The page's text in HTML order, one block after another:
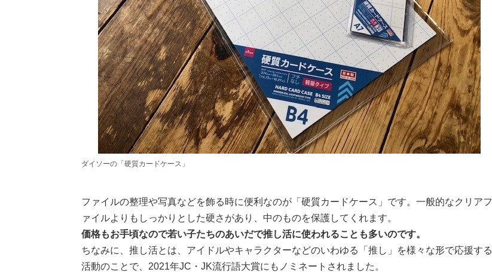
ダイソーの「硬質カードケース」
ファイルの整理や写真などを飾る時に便利なのが「硬質カードケース」です。一般的なクリアフ
ァイルよりもしっかりとした硬さがあり、中のものを保護してくれます。
価格もお手頃なので若い子たちのあいだで推し活に使われることも多いのです。
ちなみに、推し活とは、アイドルやキャラクターなどのいわゆる「推し」を様々な形で応援する
活動のことで、2021年JC・JK流行語大賞にもノミネートされました。